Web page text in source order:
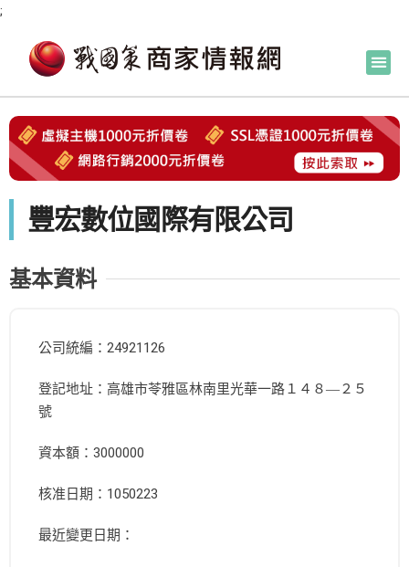
;
豐宏數位國際有限公司
基本資料
公司統編：24921126
登記地址：高雄市苓雅區林南里光華一路１４８―２５
號
資本額：3000000
核准日期：1050223
最近變更日期：